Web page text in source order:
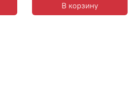
В корзину